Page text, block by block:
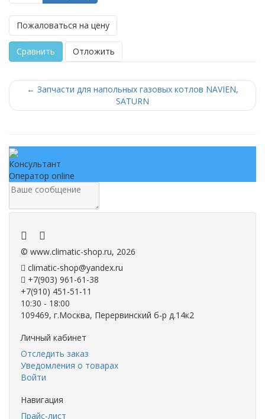
Пожаловаться на цену
Сравнить Отложить
← Запчасти для напольных газовых котлов NAVIEN,
SATURN
Консультант
Оператор online
© www.climatic-shop.ru, 2026
climatic-shop@yandex.ru
+7(903) 961-61-38
+7(910) 451-51-11
10:30 - 18:00
109469, г.Москва, Перервинский б-р д.14к2
Личный кабинет
Отследить заказ
Уведомления о товарах
Войти
Навигация
Прайс-лист